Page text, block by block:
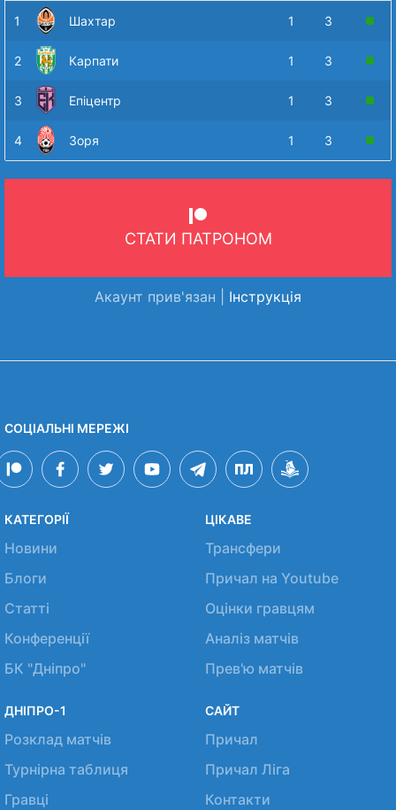
1 Шахтар 1 3
2 Карпати 1 3
3 Епіцентр 1 3
4 Зоря 1 3
СТАТИ ПАТРОНОМ
Акаунт прив'язан | Інструкція
СОЦІАЛЬНІ МЕРЕЖІ
КАТЕГОРІЇ
Новини
Блоги
Статті
Конференції
БК "Дніпро"
ЦІКАВЕ
Трансфери
Причал на Youtube
Оцінки гравцям
Аналіз матчів
Прев'ю матчів
ДНІПРО-1
Розклад матчів
Турнірна таблиця
Гравці
САЙТ
Причал
Причал Ліга
Контакти